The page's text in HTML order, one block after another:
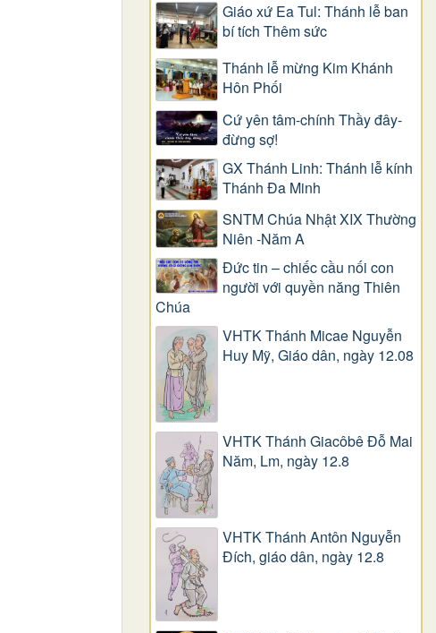
Giáo xứ Ea Tul: Thánh lễ ban
bí tích Thêm sức
Thánh lễ mừng Kim Khánh
Hôn Phối
Cứ yên tâm-chính Thầy đây-
đừng sợ!
GX Thánh Linh: Thánh lễ kính
Thánh Đa Minh
SNTM Chúa Nhật XIX Thường
Niên -Năm A
Đức tin – chiếc cầu nối con
người với quyền năng Thiên
Chúa
VHTK Thánh Micae Nguyễn
Huy Mỹ, Giáo dân, ngày 12.08
VHTK Thánh Giacôbê Ðỗ Mai
Năm, Lm, ngày 12.8
VHTK Thánh Antôn Nguyễn
Ðích, giáo dân, ngày 12.8